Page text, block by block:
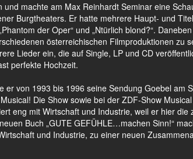
und machte am Max Reinhardt Seminar eine
Burgtheaters. Er hatte mehrere Haupt- und
der Oper“ und „Ntürlich blond?“.
österreichischen Filmproduktionen zu
Lieder ein, die auf Single, LP und CD
perfekte Hochzeit.
er von 1993 bis 1996 seine Sendung Goebel am
Die Show sowie bei der ZDF-Show
eng mit Wirtschaft und Industrie, weil er hier
Buch „GUTE GEFÜHLE…machen Sinn!“
und Industrie, zu einer neuen